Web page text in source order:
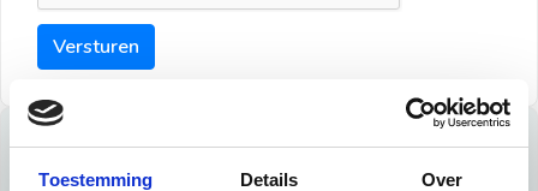
Toestemming Details Over
Versturen
Tips